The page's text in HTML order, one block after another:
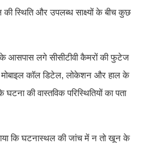
स्थिति और उपलब्ध साक्ष्यों के बीच कुछ
आसपास लगे सीसीटीवी कैमरों की फुटेज
कॉल डिटेल, लोकेशन और हाल के
घटना की वास्तविक परिस्थितियों का पता
कि घटनास्थल की जांच में न तो खून के